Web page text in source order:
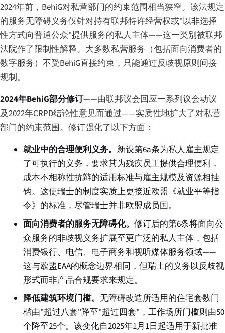
2024年前，BehiG对私营部门的约束范围相当狭窄。该法规定
的服务无障碍义务仅针对持有联邦特许经营权或"以非选择
性方式向普通公众"提供服务的私人主体——这一类别被联邦
法院作了限制性解释。大多数私营服务（包括面向消费者的
数字服务）不受BehiG直接约束，只能通过反歧视原则间接
规制。
2024年BehiG部分修订——由联邦议会回应一系列议会动议
及2022年CRPD结论性意见而通过——实质性地扩大了对私营
部门的约束范围。修订强化了以下方面：
就业中的合理便利义务。新设第6a条为私人雇主规定
了可执行的义务，要求其为残疾员工提供合理便利，
成本不相称性抗辩的适用标准与雇主规模及资源相挂
钩。这使瑞士的制度实质上更接近欧盟《就业平等指
令》的标准，尽管瑞士并非欧盟成员国。
面向消费者的服务无障碍化。修订后的第6条将面向公
众服务的非歧视义务扩展至更广泛的私人主体，包括
消费银行、电信、电子商务和视听媒体服务领域——
这与欧盟EAA的概念边界相同，但瑞士的义务以反歧视
形式而非产品合规要求来规定。
降低建筑环境门槛。无障碍改造所适用的住宅套数门
槛由"超过八套"降至"超过四套"，工作场所门槛则由50
个降至25个。该变化自2025年1月1日起适用于新批准